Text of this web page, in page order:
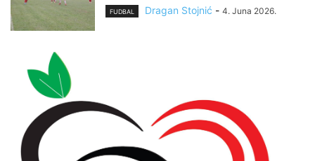
FUDBAL Dragan Stojnić - 4. Juna 2026.